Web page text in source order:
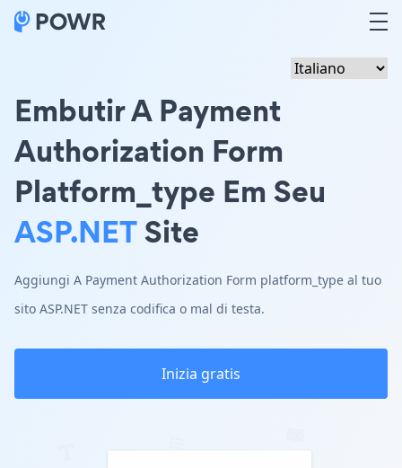
Embutir A Payment
Authorization Form
Platform_type Em Seu
ASP.NETSite
Aggiungi A Payment Authorization Form platform_type al tuo
sito ASP.NET senza codifica o mal di testa.
Inizia gratis